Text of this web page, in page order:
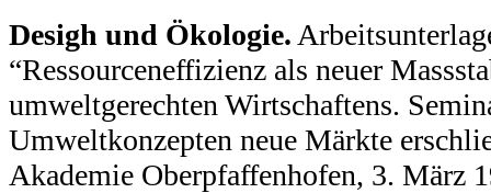
Desigh und Ökologie.
“Ressourceneffizienz als neuer
umweltgerechten Wirtschaftens.
Umweltkonzepten neue Märkte
Akademie Oberpfaffenhofen, 3. März